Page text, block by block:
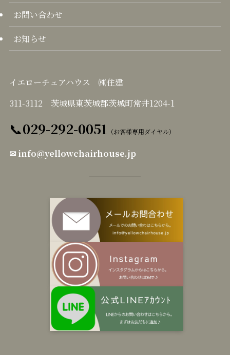
お問い合わせ
お知らせ
イエローチェアハウス ㈱住建
311-3112 茨城県東茨城郡茨城町常井1204-1
📞029-292-0051 （お客様専用ダイヤル）
✉ info@yellowchairhouse.jp